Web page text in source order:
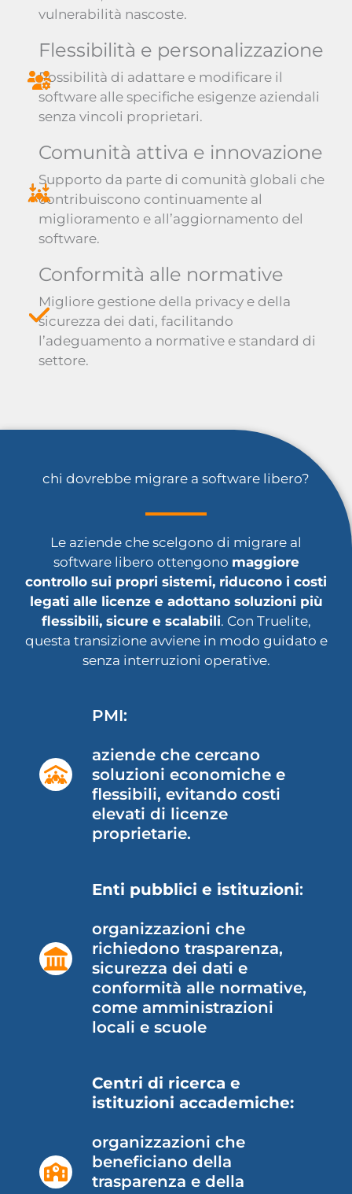
vulnerabilità nascoste.
Flessibilità e personalizzazione
Possibilità di adattare e modificare il
software alle specifiche esigenze aziendali
senza vincoli proprietari.
Comunità attiva e innovazione
Supporto da parte di comunità globali che
contribuiscono continuamente al
miglioramento e all’aggiornamento del
software.
Conformità alle normative
Migliore gestione della privacy e della
sicurezza dei dati, facilitando
l’adeguamento a normative e standard di
settore.
chi dovrebbe migrare a software libero?
Le aziende che scelgono di migrare al
software libero ottengono maggiore
controllo sui propri sistemi, riducono i costi
legati alle licenze e adottano soluzioni più
flessibili, sicure e scalabili. Con Truelite,
questa transizione avviene in modo guidato e
senza interruzioni operative.
PMI:
aziende che cercano
soluzioni economiche e
flessibili, evitando costi
elevati di licenze
proprietarie.
Enti pubblici e istituzioni:
organizzazioni che
richiedono trasparenza,
sicurezza dei dati e
conformità alle normative,
come amministrazioni
locali e scuole
Centri di ricerca e
istituzioni accademiche:
organizzazioni che
beneficiano della
trasparenza e della